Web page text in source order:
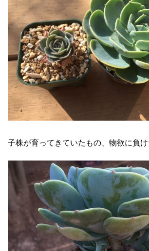
子株が育ってきていたもの、物欲に負け